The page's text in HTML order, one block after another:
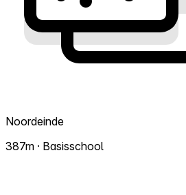
Noordeinde
387m · Basisschool